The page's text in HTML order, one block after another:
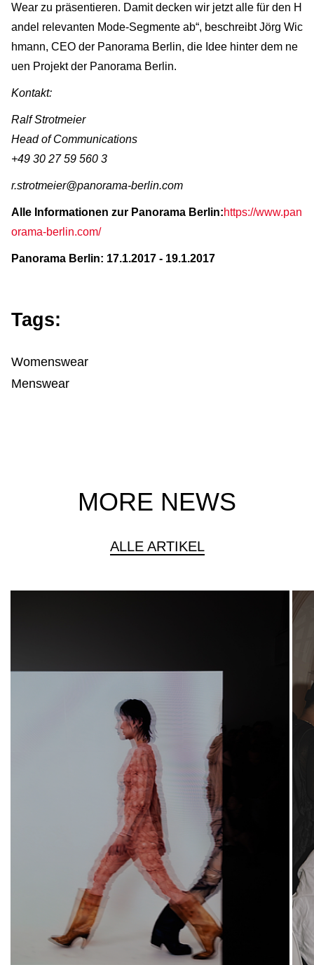
Wear zu präsentieren. Damit decken wir jetzt alle für den H
andel relevanten Mode-Segmente ab“, beschreibt Jörg Wic
hmann, CEO der Panorama Berlin, die Idee hinter dem ne
uen Projekt der Panorama Berlin.
Kontakt:
Ralf Strotmeier
Head of Communications
+49 30 27 59 560 3
r.strotmeier@panorama-berlin.com
Alle Informationen zur Panorama Berlin:https://www.pan
orama-berlin.com/
Panorama Berlin: 17.1.2017 - 19.1.2017
Tags:
Womenswear
Menswear
MORE NEWS
ALLE ARTIKEL